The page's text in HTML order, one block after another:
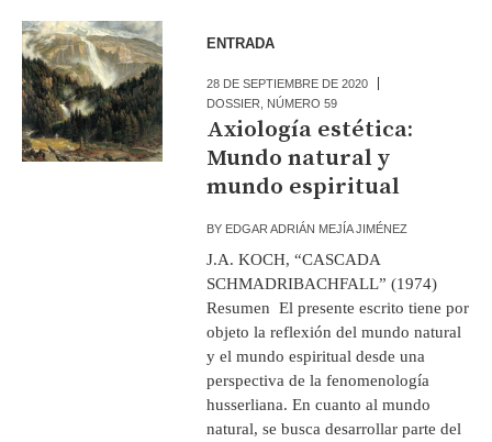
ENTRADA
28 DE SEPTIEMBRE DE 2020
DOSSIER
NÚMERO 59
Axiología estética:
Mundo natural y
mundo espiritual
BY EDGAR ADRIÁN MEJÍA JIMÉNEZ
J.A. KOCH, “CASCADA
SCHMADRIBACHFALL” (1974)
Resumen El presente escrito tiene por
objeto la reflexión del mundo natural
y el mundo espiritual desde una
perspectiva de la fenomenología
husserliana. En cuanto al mundo
natural, se busca desarrollar parte del